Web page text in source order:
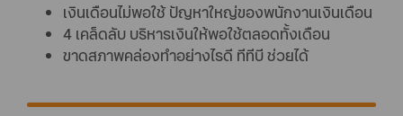
เงินเดือนไม่พอใช้ ปัญหาใหญ่ของพนักงานเงินเดือน
4 เคล็ดลับ บริหารเงินให้พอใช้ตลอดทั้งเดือน
ขาดสภาพคล่องทำอย่างไรดี ทีทีบี ช่วยได้